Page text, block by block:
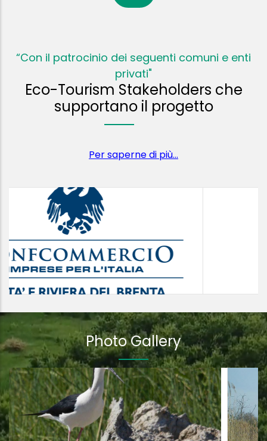
“Con il patrocinio dei seguenti comuni e enti
privati"
Eco-Tourism Stakeholders che
supportano il progetto
Per saperne di più...
Photo Gallery
Tarabuso ripreso dalla fototrappola il 3 Aprile 2022